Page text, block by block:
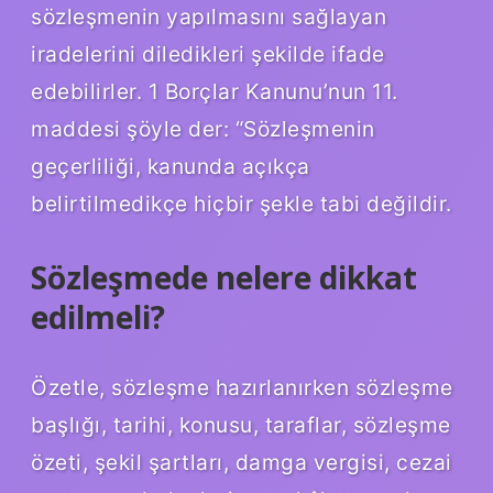
sözleşmenin yapılmasını sağlayan
iradelerini diledikleri şekilde ifade
edebilirler. 1 Borçlar Kanunu’nun 11.
maddesi şöyle der: “Sözleşmenin
geçerliliği, kanunda açıkça
belirtilmedikçe hiçbir şekle tabi değildir.
Sözleşmede nelere dikkat
edilmeli?
Özetle, sözleşme hazırlanırken sözleşme
başlığı, tarihi, konusu, taraflar, sözleşme
özeti, şekil şartları, damga vergisi, cezai